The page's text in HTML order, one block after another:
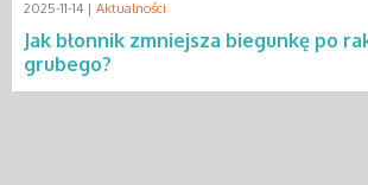
2025-11-14 | Aktualności
Jak błonnik zmniejsza biegunkę po
grubego?